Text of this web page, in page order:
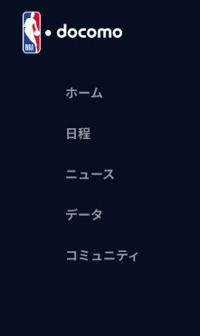
ホーム
日程
ニュース
データ
コミュニティ